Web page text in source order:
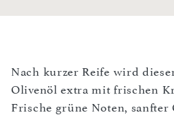
Nach kurzer Reife wird
Olivenöl extra mit frischen
Frische grüne Noten,